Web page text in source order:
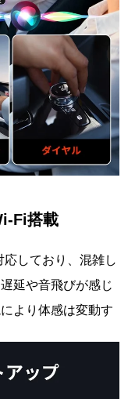
Fi搭載
しており、混雑し
延や音飛びが感じ
より体感は変動す